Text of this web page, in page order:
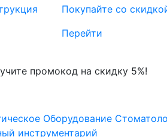
Покупайте со
Перейти
промокод на скидку 5%!
Оборудование
инструментарий